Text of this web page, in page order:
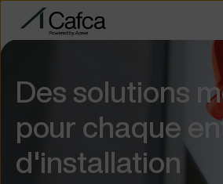
Des solutions
pour chaque
d'installation